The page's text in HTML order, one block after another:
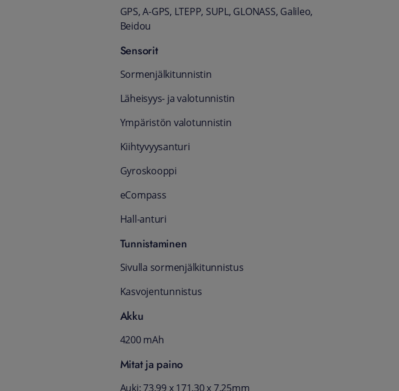
GPS, A-GPS, LTEPP, SUPL, GLONASS, Galileo,
Beidou
Sensorit
Sormenjälkitunnistin
Läheisyys- ja valotunnistin
Ympäristön valotunnistin
Kiihtyvyysanturi
Gyroskooppi
eCompass
Hall-anturi
Tunnistaminen
Sivulla sormenjälkitunnistus
Kasvojentunnistus
Akku
4200 mAh
Mitat ja paino